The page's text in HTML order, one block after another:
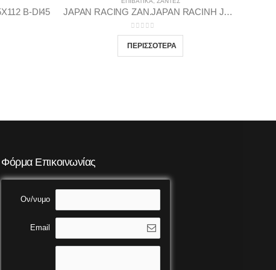
Β-DI45 JAPAN RACING ZAN.JAPAN RACINH JR11 8.25X17 5X112/114 M-BL35
0out of 5
Φόρμα Επικοινωνίας
Ον/νυμο
Email